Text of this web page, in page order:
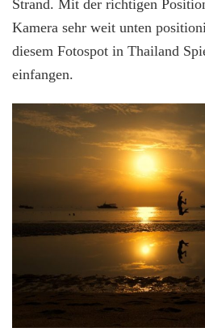
Strand. Mit der richtigen
Kamera sehr weit unten
diesem Fotospot in Thailand
einfangen.